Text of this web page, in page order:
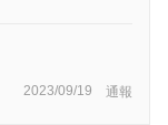
2023/09/19 通報